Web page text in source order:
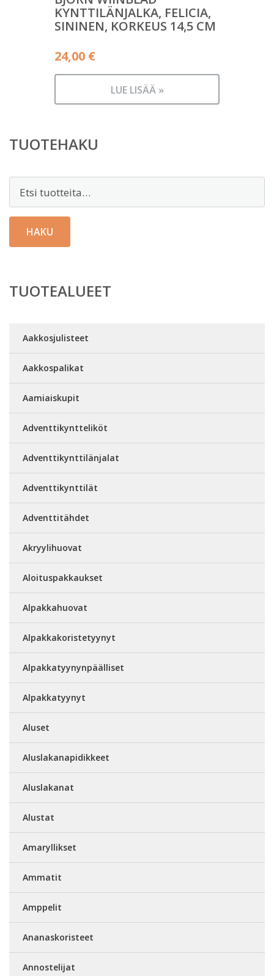
KYNTTILÄNJALKA, FELICIA,
SININEN, KORKEUS 14,5 CM
24,00 €
LUE LISÄÄ »
TUOTEHAKU
HAKU
TUOTEALUEET
Aakkosjulisteet
Aakkospalikat
Aamiaiskupit
Adventtikyntteliköt
Adventtikynttilänjalat
Adventtikynttilät
Adventtitähdet
Akryylihuovat
Aloituspakkaukset
Alpakkahuovat
Alpakkakoristetyynyt
Alpakkatyynynpäälliset
Alpakkatyynyt
Aluset
Aluslakanapidikkeet
Aluslakanat
Alustat
Amaryllikset
Ammatit
Amppelit
Ananaskoristeet
Annostelijat